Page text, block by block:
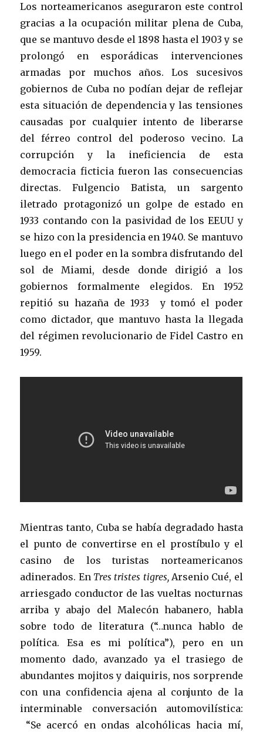
Los norteamericanos aseguraron este control
gracias a la ocupación militar plena de Cuba,
que se mantuvo desde el 1898 hasta el 1903 y se
prolongó en esporádicas intervenciones
armadas por muchos años. Los sucesivos
gobiernos de Cuba no podían dejar de reflejar
esta situación de dependencia y las tensiones
causadas por cualquier intento de liberarse
del férreo control del poderoso vecino. La
corrupción y la ineficiencia de esta
democracia ficticia fueron las consecuencias
directas. Fulgencio Batista, un sargento
iletrado protagonizó un golpe de estado en
1933 contando con la pasividad de los EEUU y
se hizo con la presidencia en 1940. Se mantuvo
luego en el poder en la sombra disfrutando del
sol de Miami, desde donde dirigió a los
gobiernos formalmente elegidos. En 1952
repitió su hazaña de 1933 y tomó el poder
como dictador, que mantuvo hasta la llegada
del régimen revolucionario de Fidel Castro en
1959.
Mientras tanto, Cuba se había degradado hasta
el punto de convertirse en el prostíbulo y el
casino de los turistas norteamericanos
adinerados. En Tres tristes tigres, Arsenio Cué, el
arriesgado conductor de las vueltas nocturnas
arriba y abajo del Malecón habanero, habla
sobre todo de literatura (“…nunca hablo de
política. Esa es mi política”), pero en un
momento dado, avanzado ya el trasiego de
abundantes mojitos y daiquiris, nos sorprende
con una confidencia ajena al conjunto de la
interminable conversación automovilística:
“Se acercó en ondas alcohólicas hacia mí,